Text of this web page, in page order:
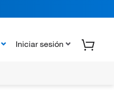
Iniciar sesión